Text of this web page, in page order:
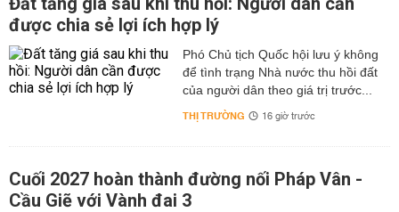
được chia sẻ lợi ích hợp lý
Phó Chủ tịch Quốc hội lưu ý không
để tình trạng Nhà nước thu hồi đất
của người dân theo giá trị trước...
THỊ TRƯỜNG 16 giờ trước
Cuối 2027 hoàn thành đường nối Pháp Vân -
Cầu Giẽ với Vành đai 3